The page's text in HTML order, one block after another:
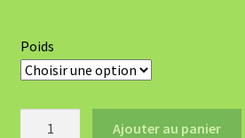
Poids
Ajouter au panier